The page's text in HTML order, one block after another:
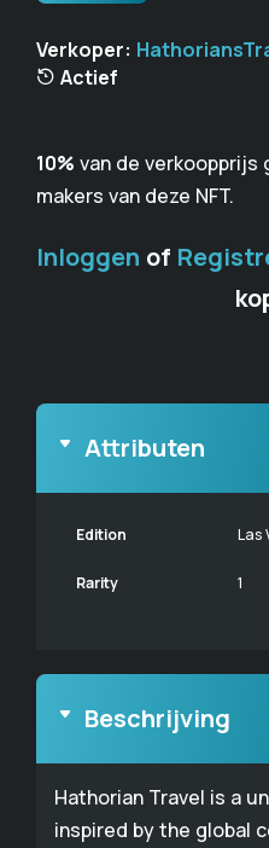
Verkoper:
Actief
10% van de verkoopprijs
makers van deze NFT.
Inloggen of
Attributen
Edition Las
Rarity 1
Beschrijving
Hathorian Travel is a
inspired by the global